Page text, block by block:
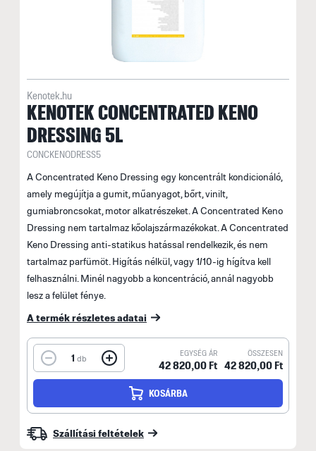
Kenotek.hu
KENOTEK CONCENTRATED KENO
DRESSING 5L
CONCKENODRESS5
A Concentrated Keno Dressing egy koncentrált kondicionáló,
amely megújítja a gumit, műanyagot, bőrt, vinilt,
gumiabroncsokat, motor alkatrészeket. A Concentrated Keno
Dressing nem tartalmaz kőolajszármazékokat. A Concentrated
Keno Dressing anti-statikus hatással rendelkezik, és nem
tartalmaz parfümöt. Higítás nélkül, vagy 1/10-ig hígítva kell
felhasználni. Minél nagyobb a koncentráció, annál nagyobb
lesz a felület fénye.
A termék részletes adatai
1 db
EGYSÉG ÁR
42 820,00 Ft
ÖSSZESEN
42 820,00 Ft
KOSÁRBA
Szállítási feltételek